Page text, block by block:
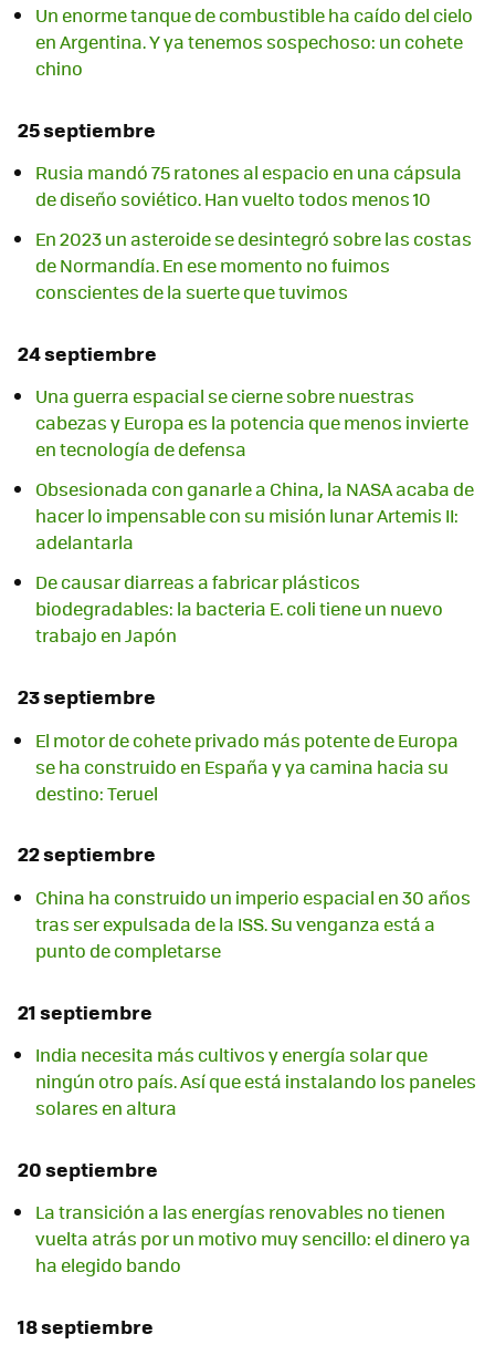
Un enorme tanque de combustible ha caído del cielo
en Argentina. Y ya tenemos sospechoso: un cohete
chino
25 septiembre
Rusia mandó 75 ratones al espacio en una cápsula
de diseño soviético. Han vuelto todos menos 10
En 2023 un asteroide se desintegró sobre las costas
de Normandía. En ese momento no fuimos
conscientes de la suerte que tuvimos
24 septiembre
Una guerra espacial se cierne sobre nuestras
cabezas y Europa es la potencia que menos invierte
en tecnología de defensa
Obsesionada con ganarle a China, la NASA acaba de
hacer lo impensable con su misión lunar Artemis II:
adelantarla
De causar diarreas a fabricar plásticos
biodegradables: la bacteria E. coli tiene un nuevo
trabajo en Japón
23 septiembre
El motor de cohete privado más potente de Europa
se ha construido en España y ya camina hacia su
destino: Teruel
22 septiembre
China ha construido un imperio espacial en 30 años
tras ser expulsada de la ISS. Su venganza está a
punto de completarse
21 septiembre
India necesita más cultivos y energía solar que
ningún otro país. Así que está instalando los paneles
solares en altura
20 septiembre
La transición a las energías renovables no tienen
vuelta atrás por un motivo muy sencillo: el dinero ya
ha elegido bando
18 septiembre